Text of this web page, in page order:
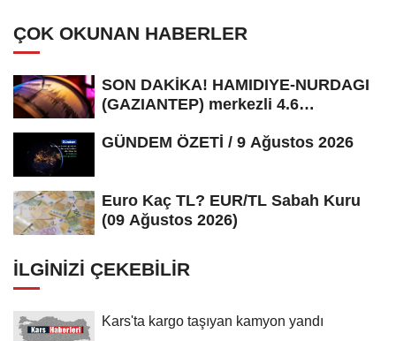
ÇOK OKUNAN HABERLER
SON DAKİKA! HAMIDIYE-NURDAGI
(GAZIANTEP) merkezli 4.6
GÜNDEM ÖZETİ / 9 Ağustos 2026
Euro Kaç TL? EUR/TL Sabah Kuru
(09 Ağustos 2026)
İLGINIZI ÇEKEBILIR
Kars'ta kargo taşıyan kamyon yandı